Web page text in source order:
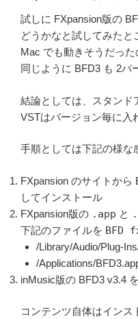
試しに FXpansion版の
どうかなと試してみた
Mac でも動きそうだっ
同じように BFD3 も 2バ
結論としては、スタンド
VSTはバージョン毎に入
手順としては下記の様な
FXpansion のサイトから
してインストール
FXpansion版の .app と
下記のファイルを BFD
/Library/Audio/Plug-
/Applications/
inMusic版の BFD3 v3.4
コンテンツ自体はイン